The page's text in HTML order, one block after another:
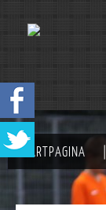
STARTPAGINA